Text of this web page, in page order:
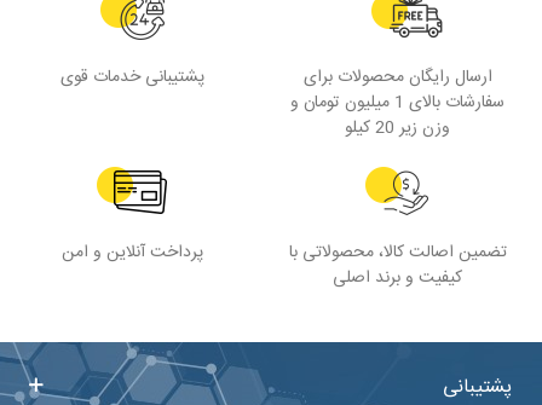
ارسال رایگان محصولات برای
سفارشات بالای 1 میلیون تومان و
وزن زیر 20 کیلو
پشتیبانی خدمات قوی
تضمین اصالت کالا، محصولاتی با
کیفیت و برند اصلی
پرداخت آنلاین و امن
پشتیبانی